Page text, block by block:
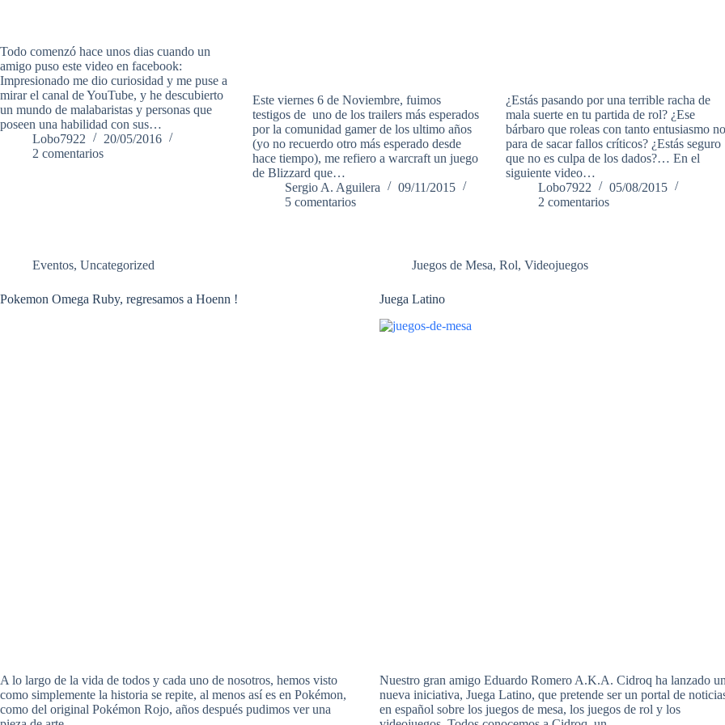
Todo comenzó hace unos dias cuando un
amigo puso este video en facebook:
Impresionado me dio curiosidad y me puse a
mirar el canal de YouTube, y he descubierto
un mundo de malabaristas y personas que
poseen una habilidad con sus…
Lobo7922
20/05/2016
2 comentarios
Este viernes 6 de Noviembre, fuimos
testigos de uno de los trailers más esperados
por la comunidad gamer de los ultimo años
(yo no recuerdo otro más esperado desde
hace tiempo), me refiero a warcraft un juego
de Blizzard que…
Sergio A. Aguilera
09/11/2015
5 comentarios
¿Estás pasando por una terrible racha de
mala suerte en tu partida de rol? ¿Ese
bárbaro que roleas con tanto entusiasmo no
para de sacar fallos críticos? ¿Estás seguro
que no es culpa de los dados?… En el
siguiente video…
Lobo7922
05/08/2015
2 comentarios
Eventos, Uncategorized
Pokemon Omega Ruby, regresamos a Hoenn !
A lo largo de la vida de todos y cada uno de nosotros, hemos visto
como simplemente la historia se repite, al menos así es en Pokémon,
como del original Pokémon Rojo, años después pudimos ver una
Juegos de Mesa, Rol, Videojuegos
Juega Latino
Nuestro gran amigo Eduardo Romero A.K.A. Cidroq ha lanzado
nueva iniciativa, Juega Latino, que pretende ser un portal de
en español sobre los juegos de mesa, los juegos de rol y los